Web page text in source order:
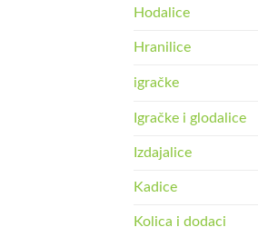
Hodalice
Hranilice
igračke
Igračke i glodalice
Izdajalice
Kadice
Kolica i dodaci